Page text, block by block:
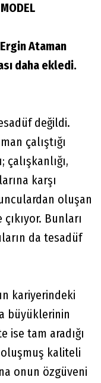
Ataman
daha ekledi.
değildi.
çalıştığı
karşı
oluşan
Bunları
da tesadüf
kariyerindeki
büyüklerinin
ise tam aradığı
oluşmuş kaliteli
onun özgüveni